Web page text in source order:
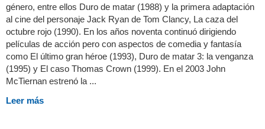
género, entre ellos Duro de matar (1988) y la primera adaptación
al cine del personaje Jack Ryan de Tom Clancy, La caza del
octubre rojo (1990). En los años noventa continuó dirigiendo
películas de acción pero con aspectos de comedia y fantasía
como El último gran héroe (1993), Duro de matar 3: la venganza
(1995) y El caso Thomas Crown (1999). En el 2003 John
McTiernan estrenó la ...
Leer más